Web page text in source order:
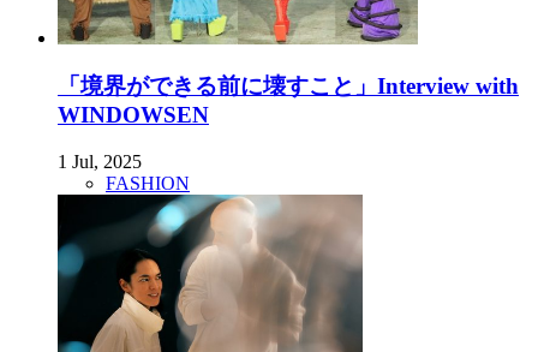
「境界ができる前に壊すこと」Interview with
WINDOWSEN
1 Jul, 2025
FASHION